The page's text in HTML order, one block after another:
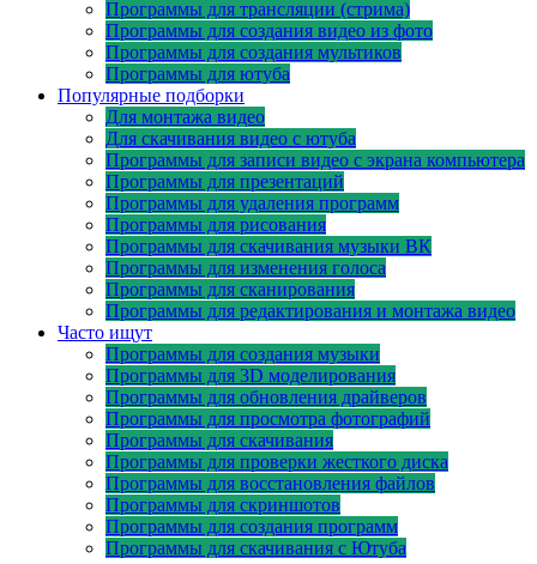
Программы для трансляции (стрима)
Программы для создания видео из фото
Программы для создания мультиков
Программы для ютуба
Популярные подборки
Для монтажа видео
Для скачивания видео с ютуба
Программы для записи видео с экрана компьютера
Программы для презентаций
Программы для удаления программ
Программы для рисования
Программы для скачивания музыки ВК
Программы для изменения голоса
Программы для сканирования
Программы для редактирования и монтажа видео
Часто ищут
Программы для создания музыки
Программы для 3D моделирования
Программы для обновления драйверов
Программы для просмотра фотографий
Программы для скачивания
Программы для проверки жесткого диска
Программы для восстановления файлов
Программы для скриншотов
Программы для создания программ
Программы для скачивания с Ютуба